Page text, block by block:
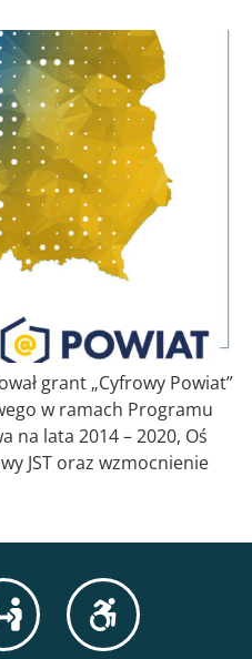
grant „Cyfrowy Powiat”
w ramach Programu
na lata 2014 – 2020, Oś
JST oraz wzmocnienie